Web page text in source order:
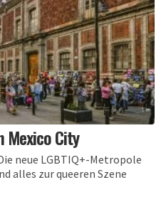
Mexico City
neue LGBTIQ+-Metropole
alles zur queeren Szene